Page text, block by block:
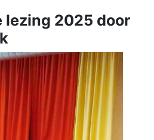
lezing 2025 door